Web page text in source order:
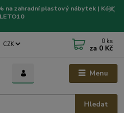
na zahradní plastový nábytek | Kód:
LETO10
Menu
CZK
Hledat
0 ks
za 0 Kč